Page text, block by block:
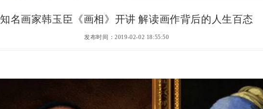
知名画家韩玉臣《画相》开讲 解读画作背后的人生百态
发布时间：2019-02-02 18:55:50